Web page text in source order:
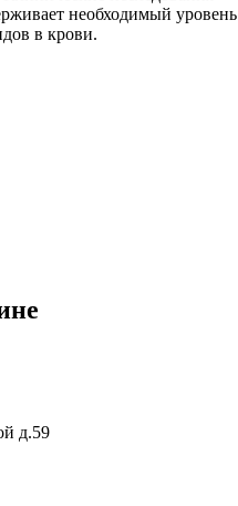
необходимый уровень
в крови.
д.59